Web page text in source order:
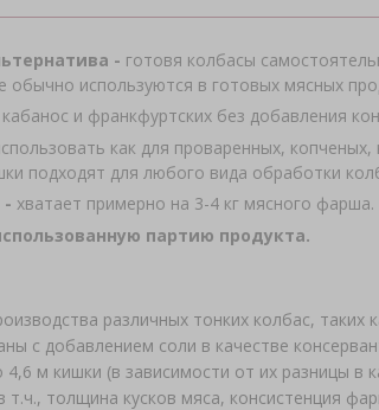
- готовя колбасы
обычно используются в готовых мясных
кабанос и франкфуртских без добавления
как для проваренных, копченых,
подходят для любого вида обработки
- хватает примерно на 3-4 кг мясного фарша.
партию продукта.
различных тонких колбас, таких
с добавлением соли в качестве
м кишки (в зависимости от их разницы в
т.ч., толщина кусков мяса, консистенция